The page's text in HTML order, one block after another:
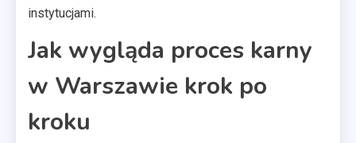
instytucjami.
Jak wygląda proces karny
w Warszawie krok po
kroku